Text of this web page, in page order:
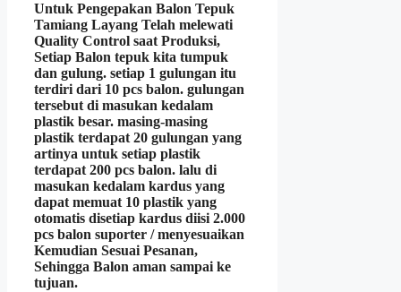
Untuk Pengepakan Balon Tepuk
Tamiang Layang Telah melewati
Quality Control saat Produksi,
Setiap Balon tepuk kita tumpuk
dan gulung. setiap 1 gulungan itu
terdiri dari 10 pcs balon. gulungan
tersebut di masukan kedalam
plastik besar. masing-masing
plastik terdapat 20 gulungan yang
artinya untuk setiap plastik
terdapat 200 pcs balon. lalu di
masukan kedalam kardus yang
dapat memuat 10 plastik yang
otomatis disetiap kardus diisi 2.000
pcs balon suporter / menyesuaikan
Kemudian Sesuai Pesanan,
Sehingga Balon aman sampai ke
tujuan.